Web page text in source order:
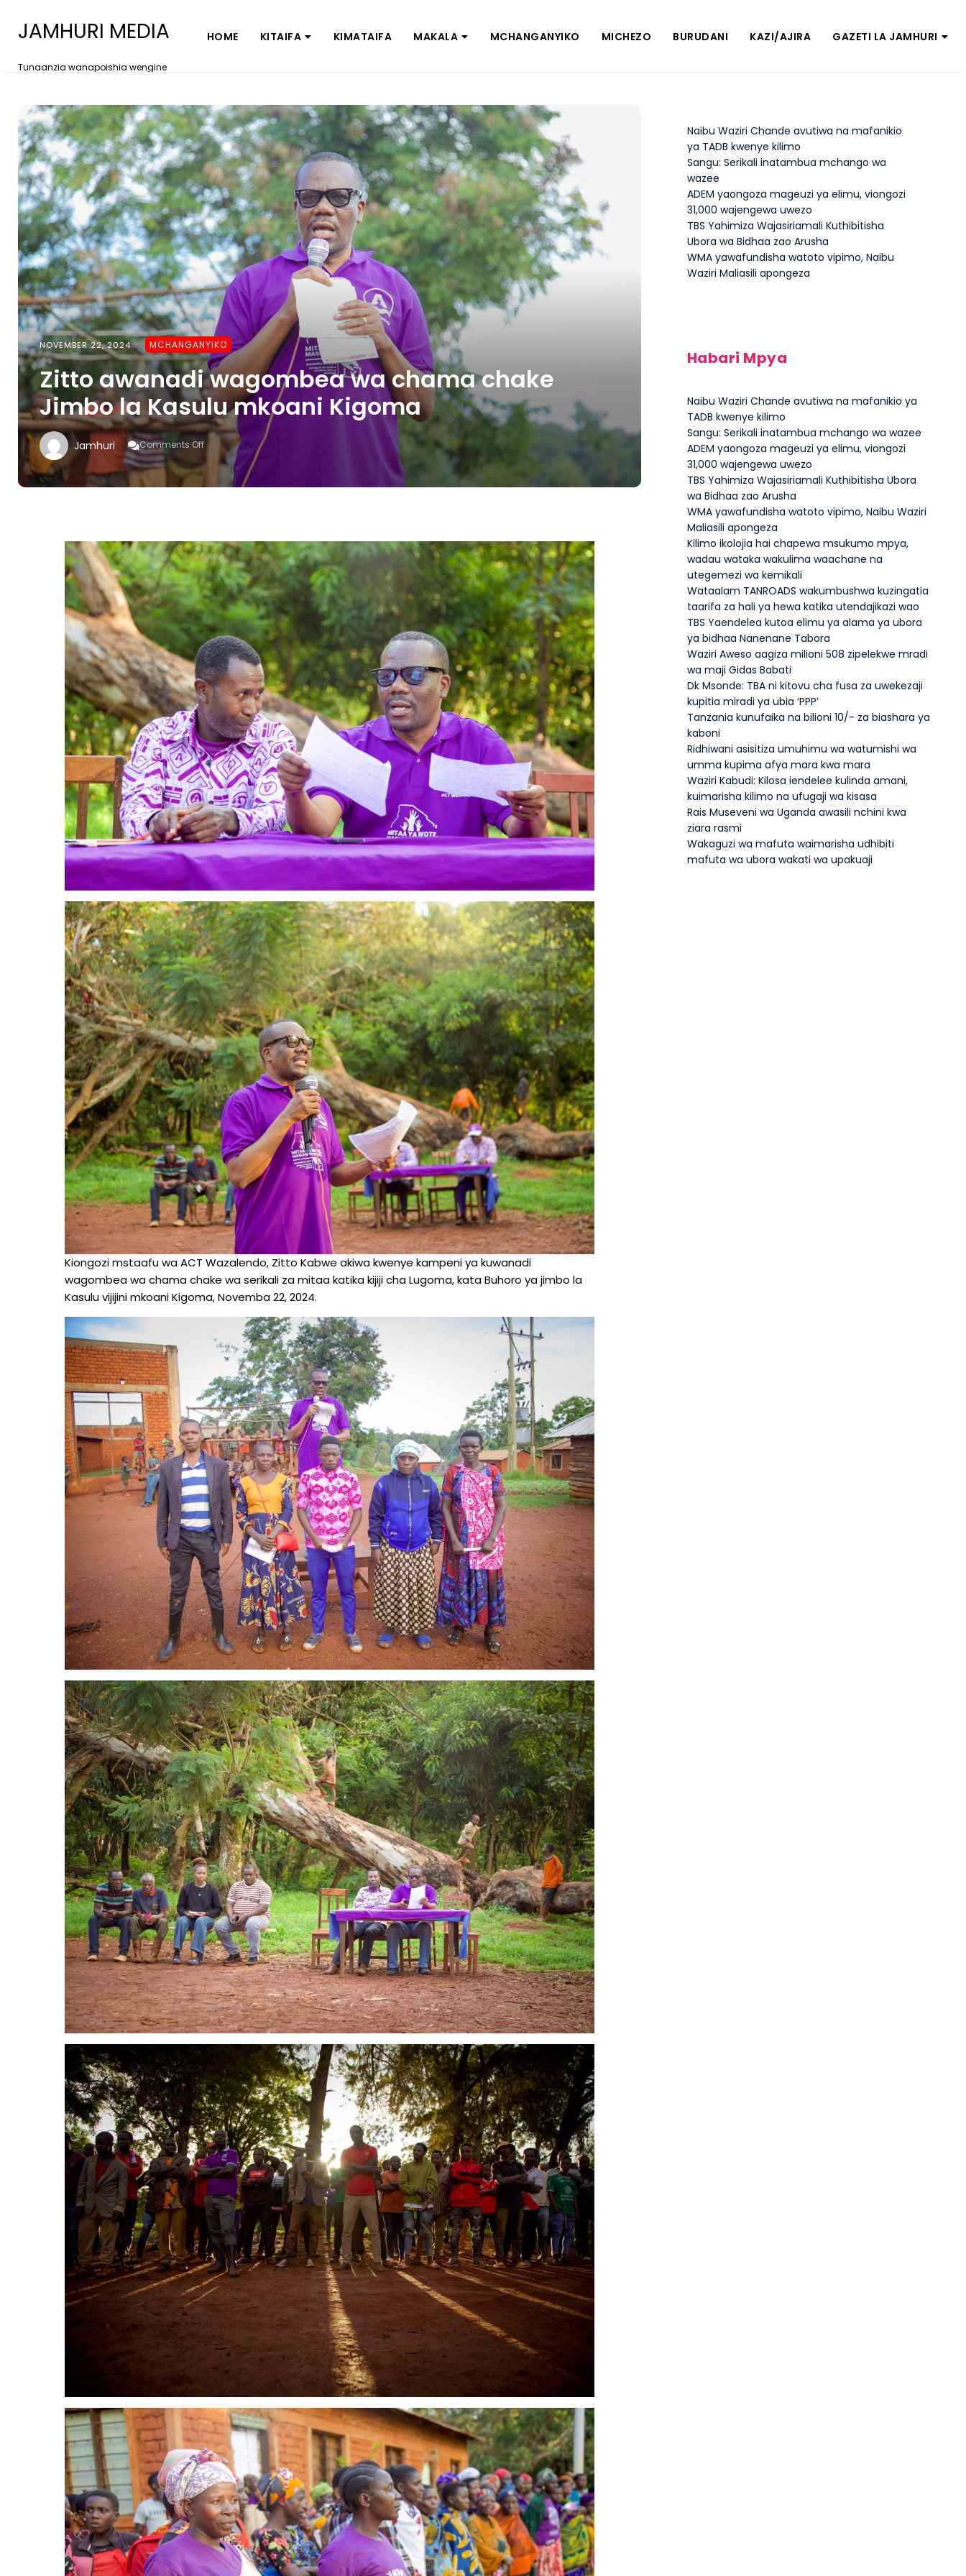
JAMHURI MEDIA
Tunaanzia wanapoishia wengine
HOME KITAIFA KIMATAIFA MAKALA MCHANGANYIKO MICHEZO BURUDANI KAZI/AJIRA GAZETI LA JAMHURI
NOVEMBER 22, 2024 MCHANGANYIKO
Zitto awanadi wagombea wa chama chake
Jimbo la Kasulu mkoani Kigoma
Jamhuri Comments Off
On
Awanadi
Wagombea
La
Kasulu
Mkoani
Kigoma
Kiongozi mstaafu wa ACT Wazalendo, Zitto Kabwe akiwa kwenye kampeni ya kuwanadi
wagombea wa chama chake wa serikali za mitaa katika kijiji cha Lugoma, kata Buhoro ya jimbo la
Kasulu vijijini mkoani Kigoma, Novemba 22, 2024.
Naibu Waziri Chande avutiwa na mafanikio
ya TADB kwenye kilimo
Sangu: Serikali inatambua mchango wa
wazee
ADEM yaongoza mageuzi ya elimu, viongozi
31,000 wajengewa uwezo
TBS Yahimiza Wajasiriamali Kuthibitisha
Ubora wa Bidhaa zao Arusha
WMA yawafundisha watoto vipimo, Naibu
Waziri Maliasili apongeza
Habari Mpya
Naibu Waziri Chande avutiwa na mafanikio ya
TADB kwenye kilimo
Sangu: Serikali inatambua mchango wa wazee
ADEM yaongoza mageuzi ya elimu, viongozi
31,000 wajengewa uwezo
TBS Yahimiza Wajasiriamali Kuthibitisha Ubora
wa Bidhaa zao Arusha
WMA yawafundisha watoto vipimo, Naibu Waziri
Maliasili apongeza
Kilimo ikolojia hai chapewa msukumo mpya,
wadau wataka wakulima waachane na
utegemezi wa kemikali
Wataalam TANROADS wakumbushwa kuzingatia
taarifa za hali ya hewa katika utendajikazi wao
TBS Yaendelea kutoa elimu ya alama ya ubora
ya bidhaa Nanenane Tabora
Waziri Aweso aagiza milioni 508 zipelekwe mradi
wa maji Gidas Babati
Dk Msonde: TBA ni kitovu cha fusa za uwekezaji
kupitia miradi ya ubia ‘PPP’
Tanzania kunufaika na bilioni 10/- za biashara ya
kaboni
Ridhiwani asisitiza umuhimu wa watumishi wa
umma kupima afya mara kwa mara
Waziri Kabudi: Kilosa iendelee kulinda amani,
kuimarisha kilimo na ufugaji wa kisasa
Rais Museveni wa Uganda awasili nchini kwa
ziara rasmi
Wakaguzi wa mafuta waimarisha udhibiti
mafuta wa ubora wakati wa upakuaji